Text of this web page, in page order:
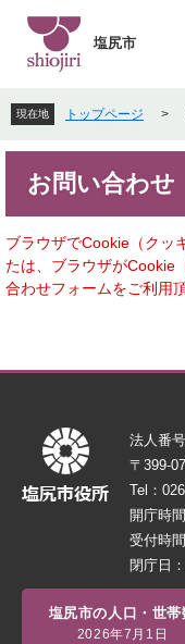
先
頭
で
を
飛
ば
本
文
へ
塩尻市
現在地 トップページ >
お問い合わせ
ブラウザでCookie（クッ
たは、ブラウザがCookie
合わせフォームをご利用
法人番
〒399-
Tel：
開庁時
受付時
閉庁日
塩尻市の人口・世帯
2026年7月1日